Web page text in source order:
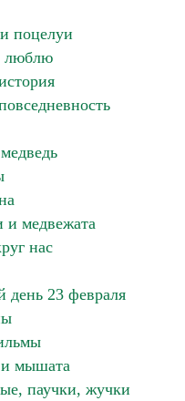
поцелуи
люблю
и медвежата
нас
день 23 февраля
мышата
паучки, жучки